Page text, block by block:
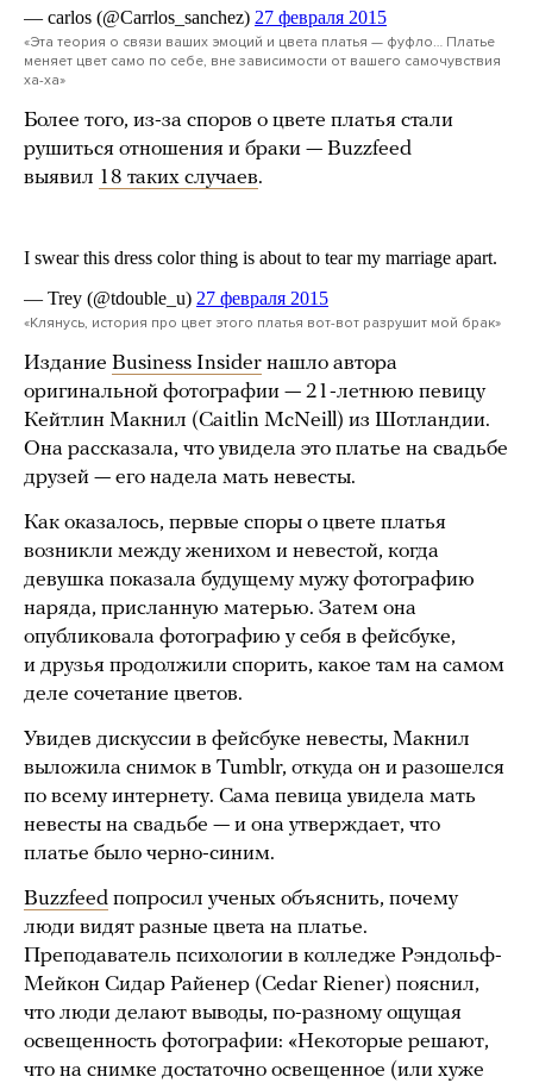
«Эта теория о связи ваших эмоций и цвета платья — фуфло… Платье
меняет цвет само по себе, вне зависимости от вашего самочувствия
ха-ха»
Более того, из-за споров о цвете платья стали
рушиться отношения и браки — Buzzfeed
выявил 18 таких случаев.
«Клянусь, история про цвет этого платья вот-вот разрушит мой брак»
Издание Business Insider нашло автора
оригинальной фотографии — 21-летнюю певицу
Кейтлин Макнил (Caitlin McNeill) из Шотландии.
Она рассказала, что увидела это платье на свадьбе
друзей — его надела мать невесты.
Как оказалось, первые споры о цвете платья
возникли между женихом и невестой, когда
девушка показала будущему мужу фотографию
наряда, присланную матерью. Затем она
опубликовала фотографию у себя в фейсбуке,
и друзья продолжили спорить, какое там на самом
деле сочетание цветов.
Увидев дискуссии в фейсбуке невесты, Макнил
выложила снимок в Tumblr, откуда он и разошелся
по всему интернету. Сама певица увидела мать
невесты на свадьбе — и она утверждает, что
платье было черно-синим.
Buzzfeed попросил ученых объяснить, почему
люди видят разные цвета на платье.
Преподаватель психологии в колледже Рэндольф-
Мейкон Сидар Райенер (Cedar Riener) пояснил,
что люди делают выводы, по-разному ощущая
освещенность фотографии: «Некоторые решают,
что на снимке достаточно освещенное (или хуже